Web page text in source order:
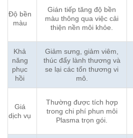
Độ bền
màu
Gián tiếp tăng độ bền
màu thông qua việc cải
thiện nền môi khỏe.
Khả
năng
phục
hồi
Giảm sưng, giảm viêm,
thúc đẩy lành thương và
se lại các tổn thương vi
mô.
Giá
dịch vụ
Thường được tích hợp
trong chi phí phun môi
Plasma trọn gói.